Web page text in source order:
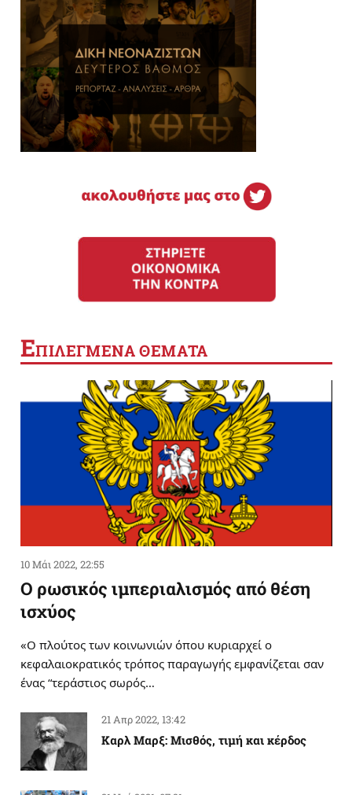
ΕΠΙΛΕΓΜΕΝΑ ΘΕΜΑΤΑ
10 Μάι 2022, 22:55
Ο ρωσικός ιμπεριαλισμός από θέση
ισχύος
«Ο πλούτος των κοινωνιών όπου κυριαρχεί ο
κεφαλαιοκρατικός τρόπος παραγωγής εμφανίζεται σαν
ένας “τεράστιος σωρός…
21 Απρ 2022, 13:42
Καρλ Μαρξ: Μισθός, τιμή και κέρδος